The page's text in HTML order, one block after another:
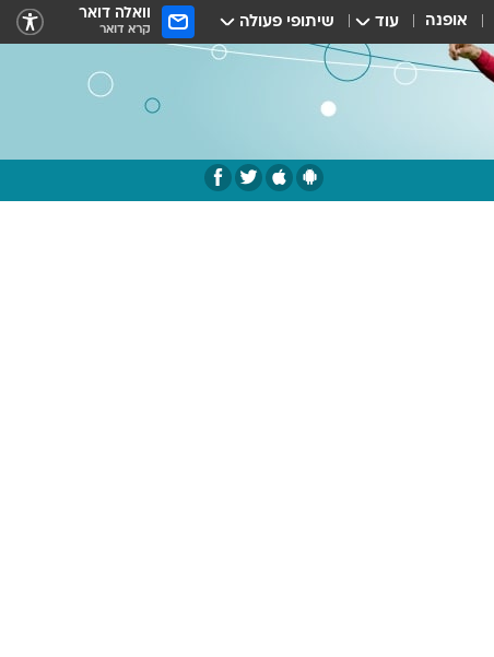
אופנה עוד שיתופי פעולה וואלה דואר
קרא דואר